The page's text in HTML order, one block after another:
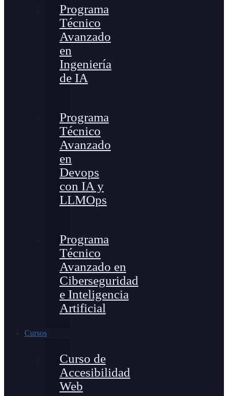
Programa
Técnico
Avanzado
en
Ingeniería
de IA
Programa
Técnico
Avanzado
en
Devops
con IA y
LLMOps
Programa
Técnico
Avanzado en
Ciberseguridad
e Inteligencia
Artificial
Cursos
Curso de
Accesibilidad
Web